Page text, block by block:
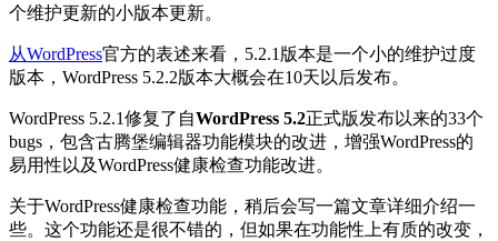
个维护更新的小版本更新。
从WordPress官方的表述来看，5.2.1版本是一个小的维护过度
版本，WordPress 5.2.2版本大概会在10天以后发布。
WordPress 5.2.1修复了自WordPress 5.2正式版发布以来的33个
bugs，包含古腾堡编辑器功能模块的改进，增强WordPress的
易用性以及WordPress健康检查功能改进。
关于WordPress健康检查功能，稍后会写一篇文章详细介绍一
些。这个功能还是很不错的，但如果在功能性上有质的改变，